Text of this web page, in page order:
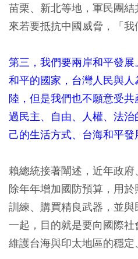
苗栗、新北等地，軍民團
來若要抵抗中國威脅，「我
第三，我們要兩岸和平發
和平的國家，台灣人民與
陸，但是我們也不願意受
過民主、自由、人權、法
己的生活方式、台海和平發
賴總統接著闡述，近年政府
除年年增加國防預算，用
訓練、購買精良武器，並
一起，目的就是要向國際社
維護台海與印太地區的穩定